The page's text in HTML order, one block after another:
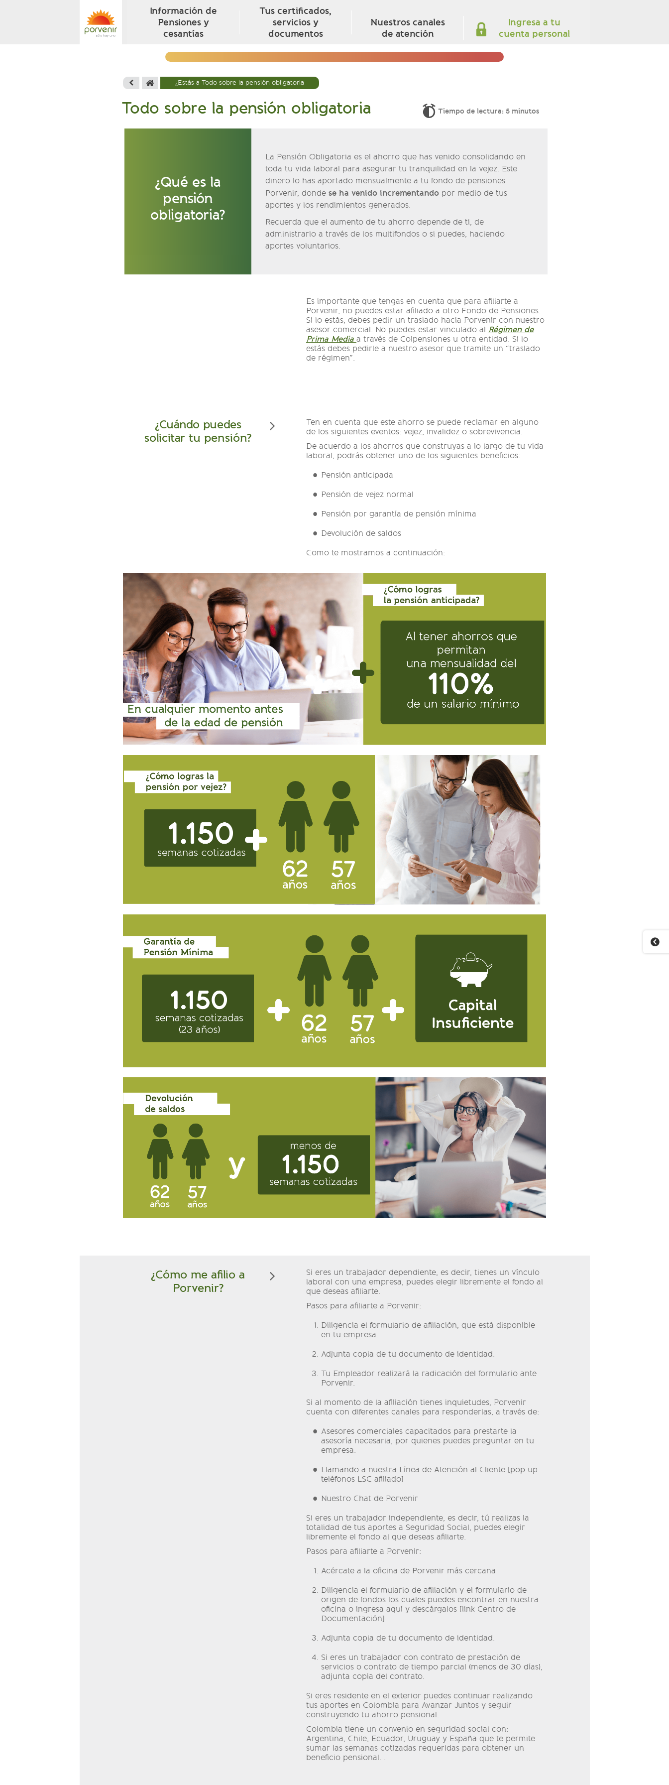
Información de
Pensiones y
cesantías
Tus certificados,
servicios y
documentos
Nuestros canales
de atención
Ingresa a tu
cuenta personal
¿Estás a Todo sobre la pensión obligatoria
Todo sobre la pensión obligatoria Tiempo de lectura: 5 minutos
¿Qué es la
pensión
obligatoria?
La Pensión Obligatoria es el ahorro que has venido consolidando en
toda tu vida laboral para asegurar tu tranquilidad en la vejez. Este
dinero lo has aportado mensualmente a tu fondo de pensiones
Porvenir, donde se ha venido incrementando por medio de tus
aportes y los rendimientos generados.
Recuerda que el aumento de tu ahorro depende de ti, de
administrarlo a través de los multifondos o si puedes, haciendo
aportes voluntarios.
Es importante que tengas en cuenta que para afiliarte a
Porvenir, no puedes estar afiliado a otro Fondo de Pensiones.
Si lo estás, debes pedir un traslado hacia Porvenir con nuestro
asesor comercial. No puedes estar vinculado al Régimen de
Prima Media a través de Colpensiones u otra entidad. Si lo
estás debes pedirle a nuestro asesor que tramite un “traslado
de régimen”.
¿Cuándo puedes
solicitar tu pensión?
Ten en cuenta que este ahorro se puede reclamar en alguno
de los siguientes eventos: vejez, invalidez o sobrevivencia.
De acuerdo a los ahorros que construyas a lo largo de tu vida
laboral, podrás obtener uno de los siguientes beneficios:
Pensión anticipada
Pensión de vejez normal
Pensión por garantía de pensión mínima
Devolución de saldos
Como te mostramos a continuación:
¿Cómo me afilio a
Porvenir?
Si eres un trabajador dependiente, es decir, tienes un vínculo
laboral con una empresa, puedes elegir libremente el fondo al
que deseas afiliarte.
Pasos para afiliarte a Porvenir:
Diligencia el formulario de afiliación, que está disponible
en tu empresa.
Adjunta copia de tu documento de identidad.
Tu Empleador realizará la radicación del formulario ante
Porvenir.
Si al momento de la afiliación tienes inquietudes, Porvenir
cuenta con diferentes canales para responderlas, a través de:
Asesores comerciales capacitados para prestarte la
asesoría necesaria, por quienes puedes preguntar en tu
empresa.
Llamando a nuestra Línea de Atención al Cliente [pop up
teléfonos LSC afiliado]
Nuestro Chat de Porvenir
Si eres un trabajador independiente, es decir, tú realizas la
totalidad de tus aportes a Seguridad Social, puedes elegir
libremente el fondo al que deseas afiliarte.
Pasos para afiliarte a Porvenir:
Acércate a la oficina de Porvenir más cercana
Diligencia el formulario de afiliación y el formulario de
origen de fondos los cuales puedes encontrar en nuestra
oficina o ingresa aquí y descárgalos [link Centro de
Documentación]
Adjunta copia de tu documento de identidad.
Si eres un trabajador con contrato de prestación de
servicios o contrato de tiempo parcial (menos de 30 días),
adjunta copia del contrato.
Si eres residente en el exterior puedes continuar realizando
tus aportes en Colombia para Avanzar Juntos y seguir
construyendo tu ahorro pensional.
Colombia tiene un convenio en seguridad social con:
Argentina, Chile, Ecuador, Uruguay y España que te permite
sumar las semanas cotizadas requeridas para obtener un
beneficio pensional. .